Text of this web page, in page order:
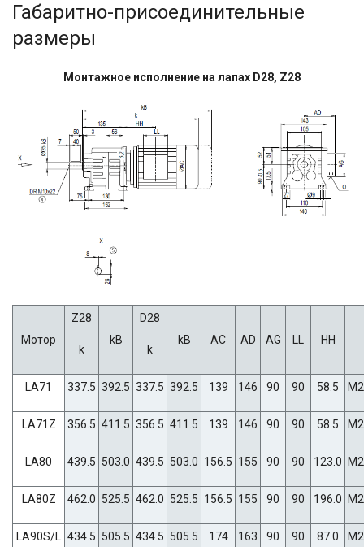
Габаритно-присоединительные
размеры
Монтажное исполнение на лапах D28, Z28
Мотор
Z28
k
kB
D28
k
kB AC AD AG HH
LA71 337.5 392.5 337.5 392.5 139 146 90 90 58.5
LA71Z 356.5 411.5 356.5 411.5 139 146 90 90 58.5
LA80 439.5 503.0 439.5 503.0 156.5 155 90 90 123.0
LA80Z 462.0 525.5 462.0 525.5 156.5 155 90 90 196.0
LA90S/L 434.5 505.5 434.5 505.5 174 163 90 90 87.0